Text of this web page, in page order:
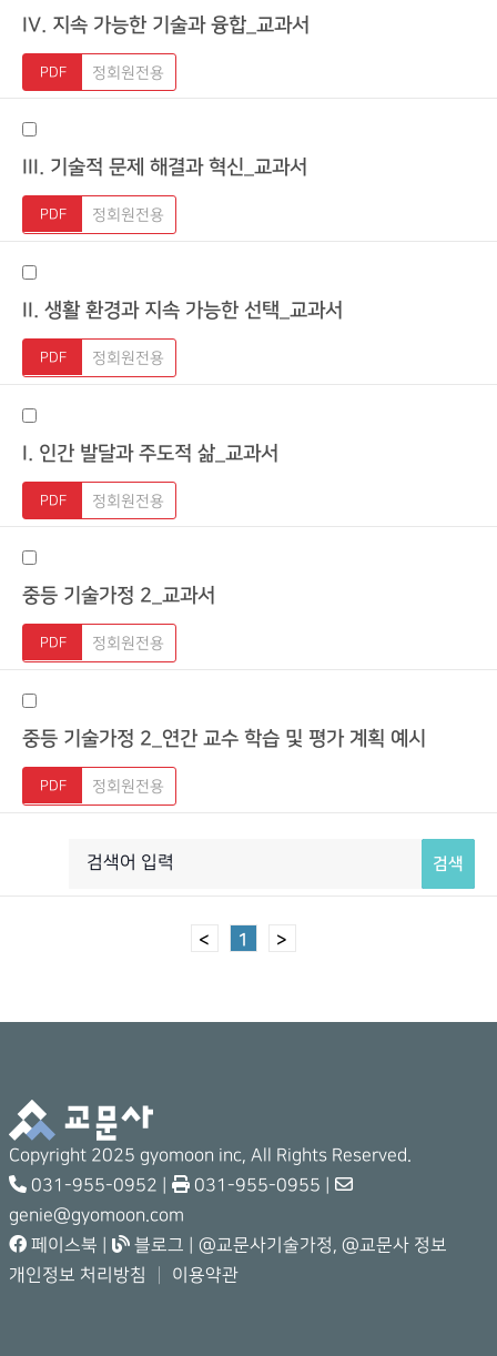
IV. 지속 가능한 기술과 융합_교과서
정회원전용
III. 기술적 문제 해결과 혁신_교과서
정회원전용
II. 생활 환경과 지속 가능한 선택_교과서
정회원전용
I. 인간 발달과 주도적 삶_교과서
정회원전용
중등 기술가정 2_교과서
정회원전용
중등 기술가정 2_연간 교수 학습 및 평가 계획 예시
정회원전용
검색
< 1 >
Copyright 2025 gyomoon inc, All Rights Reserved.
031-955-0952 |
031-955-0955 |
genie@gyomoon.com
페이스북
블로그 @교문사기술가정, @교문사 정보
개인정보 처리방침
이용약관